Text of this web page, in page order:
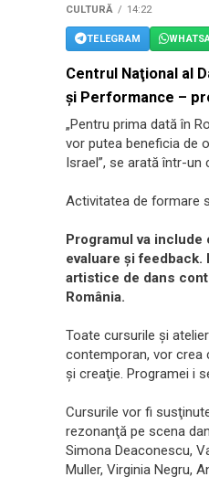
CULTURĂ 14:22
TELEGRAM
Centrul Naţional al
şi Performance –
„Pentru prima dată în
vor putea beneficia de
Israel”, se arată într-un
Activitatea de formare
Programul va
evaluare şi
artistice de dans
România.
Toate cursurile şi
contemporan, vor crea
şi creaţie. Programei i
Cursurile vor fi
rezonanţă pe scena
Simona Deaconescu,
Muller, Virginia Negru,